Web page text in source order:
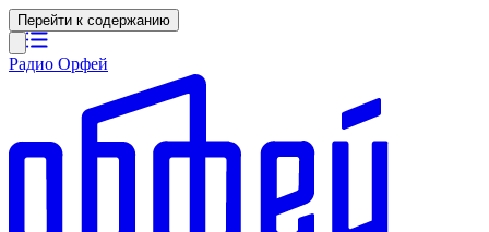
Перейти к содержанию
Радио Орфей